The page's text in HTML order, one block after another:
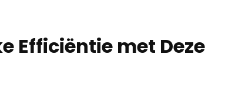
Efficiëntie met Deze